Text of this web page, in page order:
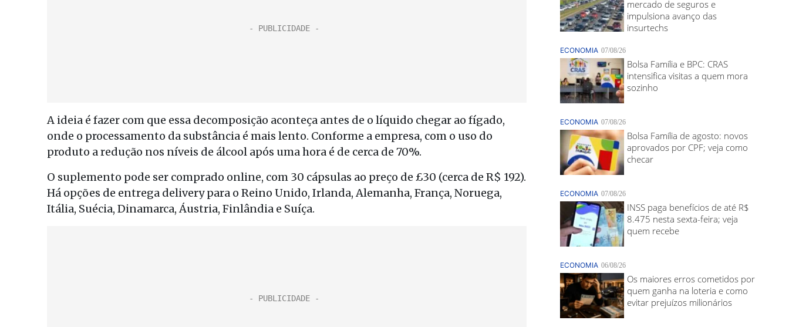
A ideia é fazer com que essa decomposição aconteça antes de o líquido chegar ao fígado,
onde o processamento da substância é mais lento. Conforme a empresa, com o uso do
produto a redução nos níveis de álcool após uma hora é de cerca de 70%.
O suplemento pode ser comprado online, com 30 cápsulas ao preço de £30 (cerca de R$ 192).
Há opções de entrega delivery para o Reino Unido, Irlanda, Alemanha, França, Noruega,
Itália, Suécia, Dinamarca, Áustria, Finlândia e Suíça.